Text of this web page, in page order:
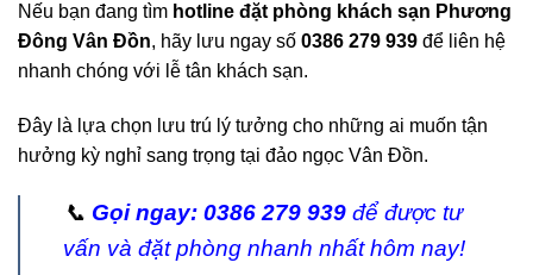
Nếu bạn đang tìm hotline đặt phòng khách sạn Phương
Đông Vân Đồn, hãy lưu ngay số 0386 279 939 để liên hệ
nhanh chóng với lễ tân khách sạn.
Đây là lựa chọn lưu trú lý tưởng cho những ai muốn tận
hưởng kỳ nghỉ sang trọng tại đảo ngọc Vân Đồn.
📞 Gọi ngay: 0386 279 939 để được tư
vấn và đặt phòng nhanh nhất hôm nay!